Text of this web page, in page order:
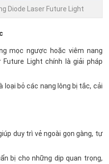
Diode Laser Future Light
mọc ngược hoặc viêm nang
Light chính là giải pháp
loại bỏ các nang lông bị tắc, cải
duy trì vẻ ngoài gọn gàng, tự
bị cho những dịp quan trọng,